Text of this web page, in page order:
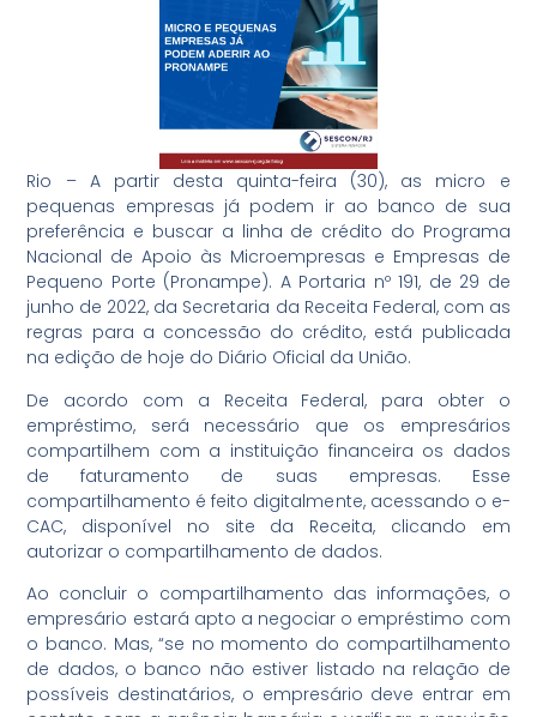
Rio – A partir desta quinta-feira (30), as micro e
pequenas empresas já podem ir ao banco de sua
preferência e buscar a linha de crédito do Programa
Nacional de Apoio às Microempresas e Empresas de
Pequeno Porte (Pronampe). A Portaria nº 191, de 29 de
junho de 2022, da Secretaria da Receita Federal, com as
regras para a concessão do crédito, está publicada
na edição de hoje do Diário Oficial da União.
De acordo com a Receita Federal, para obter o
empréstimo, será necessário que os empresários
compartilhem com a instituição financeira os dados
de faturamento de suas empresas. Esse
compartilhamento é feito digitalmente, acessando o e-
CAC, disponível no site da Receita, clicando em
autorizar o compartilhamento de dados.
Ao concluir o compartilhamento das informações, o
empresário estará apto a negociar o empréstimo com
o banco. Mas, “se no momento do compartilhamento
de dados, o banco não estiver listado na relação de
possíveis destinatários, o empresário deve entrar em